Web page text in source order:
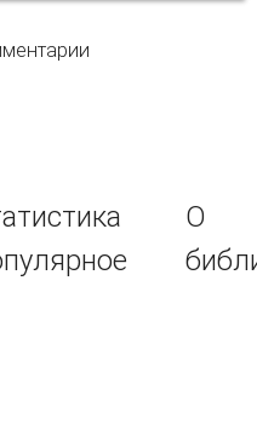
семьи теория и
О